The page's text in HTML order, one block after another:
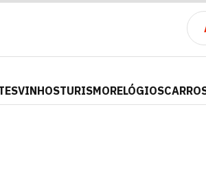
VINHOSTURISMORELÓGIOS